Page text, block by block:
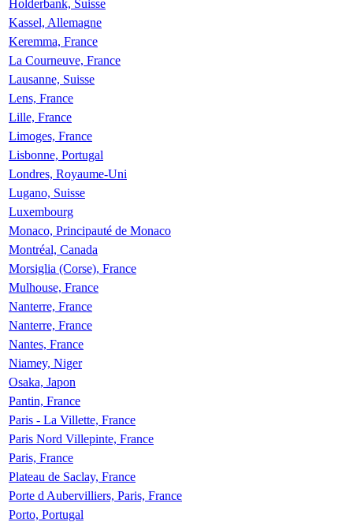
Holderbank, Suisse
Kassel, Allemagne
Keremma, France
La Courneuve, France
Lausanne, Suisse
Lens, France
Lille, France
Limoges, France
Lisbonne, Portugal
Londres, Royaume-Uni
Lugano, Suisse
Luxembourg
Monaco, Principauté de Monaco
Montréal, Canada
Morsiglia (Corse), France
Mulhouse, France
Nanterre, France
Nanterre, France
Nantes, France
Niamey, Niger
Osaka, Japon
Pantin, France
Paris - La Villette, France
Paris Nord Villepinte, France
Paris, France
Plateau de Saclay, France
Porte d Aubervilliers, Paris, France
Porto, Portugal